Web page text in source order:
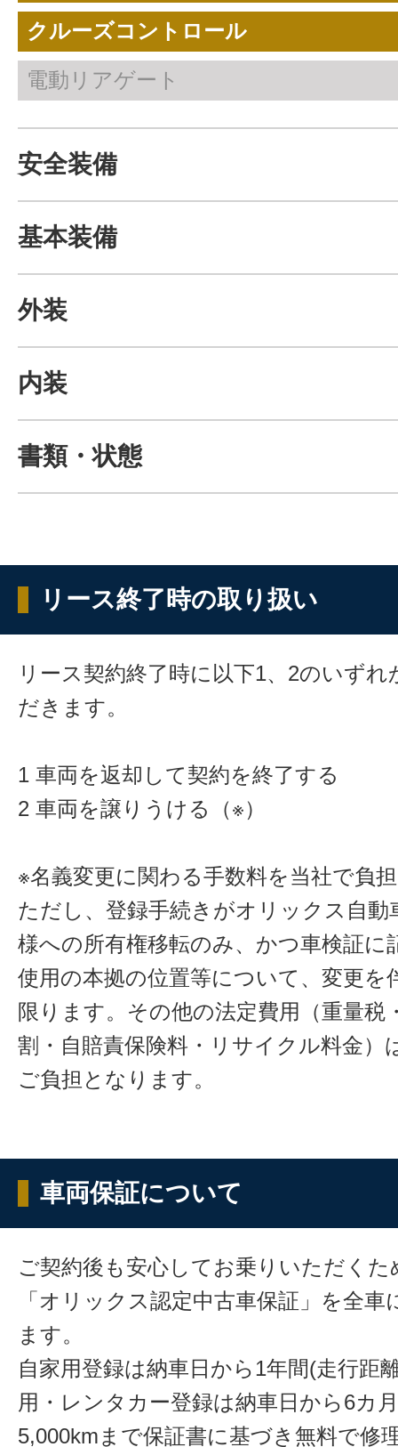
クルーズコントロール
電動リアゲート
安全装備
基本装備
外装
内装
書類・状態
リース終了時の取り扱い
リース契約終了時に以下1、2のいず
だきます。
1 車両を返却して契約を終了する
2 車両を譲りうける（※）
※名義変更に関わる手数料を当社で負
ただし、登録手続きがオリックス自動
様への所有権移転のみ、かつ車検証に
使用の本拠の位置等について、変更を
限ります。その他の法定費用（重量税
割・自賠責保険料・リサイクル料金）
ご負担となります。
車両保証について
ご契約後も安心してお乗りいただくた
「オリックス認定中古車保証」を全
ます。
自家用登録は納車日から1年間(走行距
用・レンタカー登録は納車日から6カ
5,000kmまで保証書に基づき無料で修